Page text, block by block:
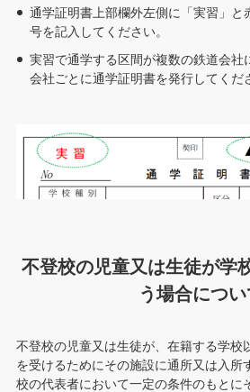
通学証明書上部欄外左側に「実習」と
号を記入してください。
実習で通学する区間が複数の鉄道会社
会社ごとに通学証明書を発行してくだ
不登校の児童又は生徒が学
う場合につい
不登校の児童又は生徒が、在籍する学校
を受けるためにその施設に通所又は入所
校の代表者において一定の条件のもとに